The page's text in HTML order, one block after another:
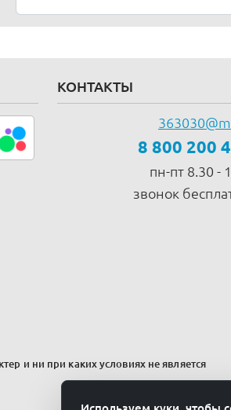
КОНТАКТЫ
8 800 200
пн-пт 8.30 -
звонок
и ни при каких условиях не является